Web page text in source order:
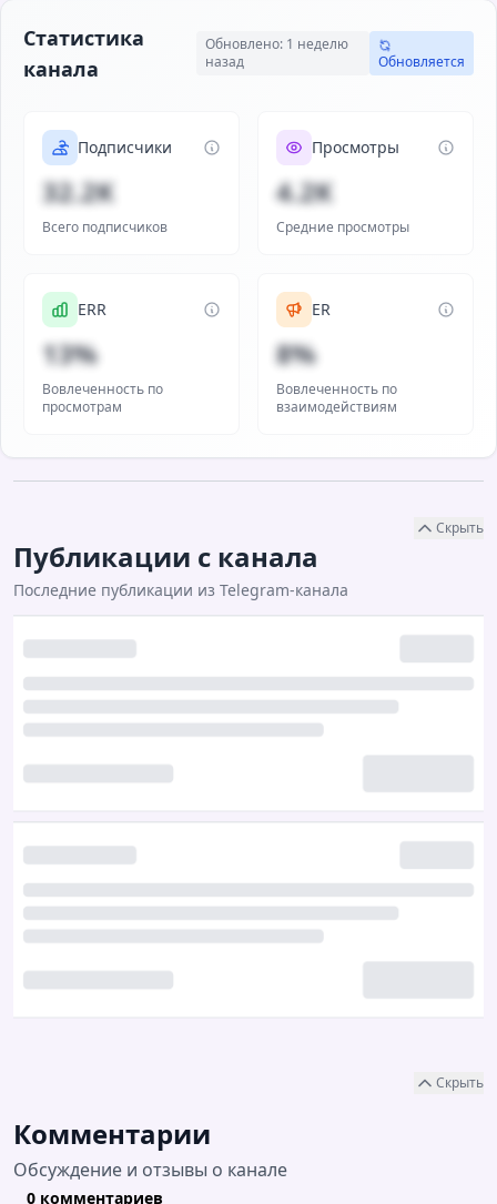
Статистика
канала
Обновлено: 1 неделю
назад
Обновляется
Подписчики
32.2K
Всего подписчиков
Просмотры
4.2K
Средние просмотры
ERR
13%
Вовлеченность по
просмотрам
ER
8%
Вовлеченность по
взаимодействиям
Скрыть
Комментарии
Обсуждение и отзывы о канале
0 комментариев
Скрыть
Публикации с канала
Последние публикации из Telegram-канала